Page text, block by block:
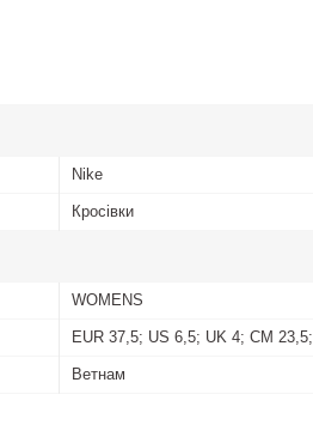
Nike
Кросівки
WOMENS
EUR 37,5; US 6,5; UK 4; CM 23,5;
Ветнам